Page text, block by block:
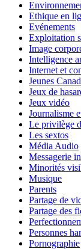
Ethique en
Evénements
Exploitation
Image
Intelligence
Internet et
Jeunes
Jeux de
Jeux vidéo
Journalisme
Le privilège
Les sextos
Média Audio
Messagerie
Minorités
Musique
Parents
Partage de
Partage des
Personnes
Pornographie